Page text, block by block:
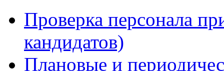
Проверка персонала
кандидатов)
Плановые и